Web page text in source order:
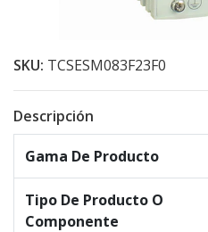
SKU: TCSESM083F23F0
Descripción
Gama De Producto
Tipo De Producto O
Componente